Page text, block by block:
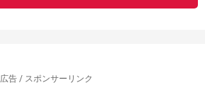
広告 / スポンサーリンク